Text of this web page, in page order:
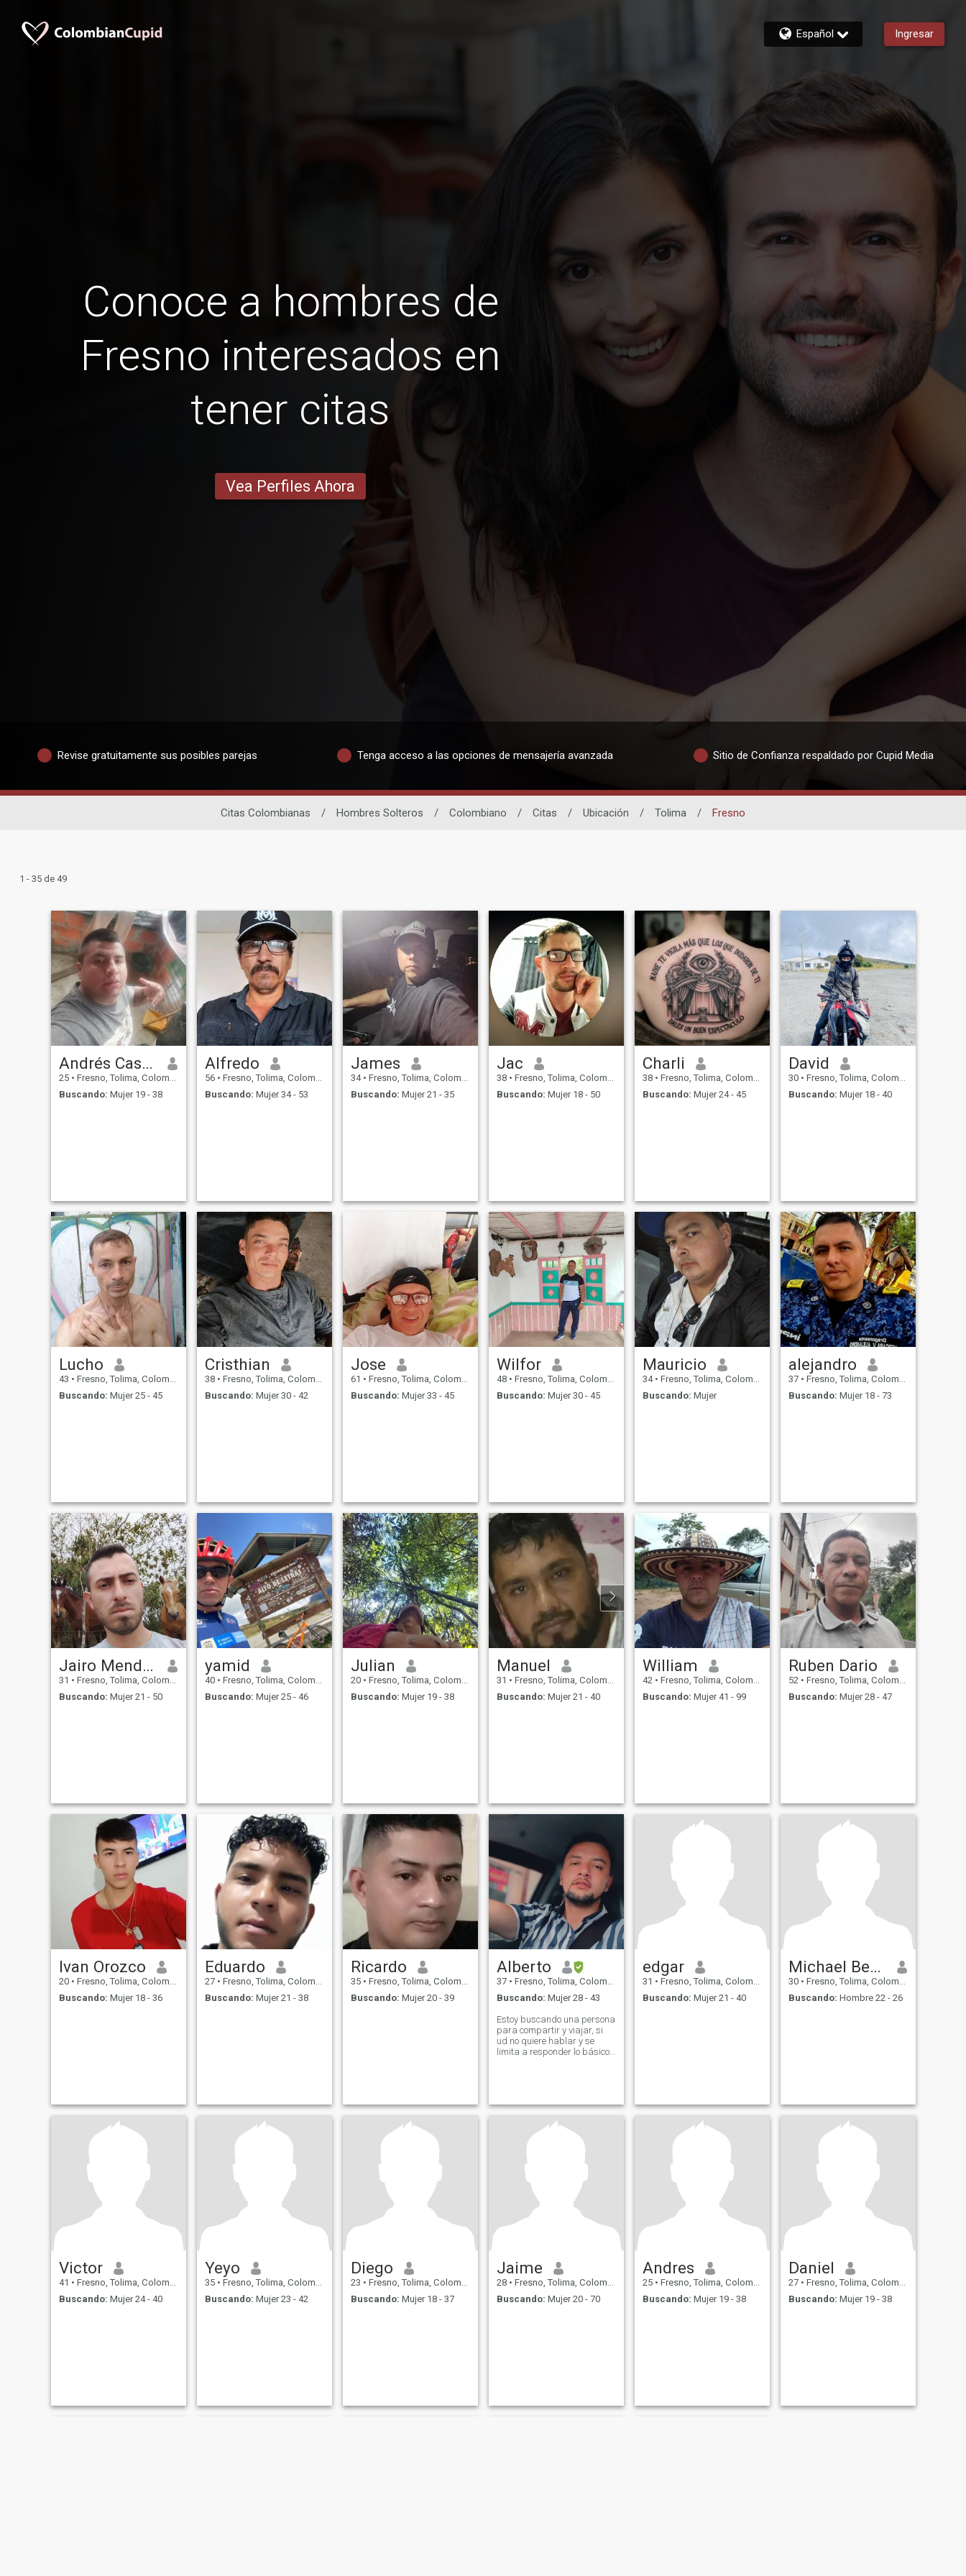
Español Ingresar
Conoce a hombres de
Fresno interesados ​​en
tener citas
Vea Perfiles Ahora
Revise gratuitamente sus posibles parejas Tenga acceso a las opciones de mensajería avanzada Sitio de Confianza respaldado por Cupid Media
Citas Colombianas / Hombres Solteros / Colombiano / Citas / Ubicación / Tolima / Fresno
1 - 35 de 49
Andrés Castro
25 • Fresno, Tolima, Colombia
Buscando: Mujer 19 - 38
Alfredo
56 • Fresno, Tolima, Colombia
Buscando: Mujer 34 - 53
James
34 • Fresno, Tolima, Colombia
Buscando: Mujer 21 - 35
Jac
38 • Fresno, Tolima, Colombia
Buscando: Mujer 18 - 50
Charli
38 • Fresno, Tolima, Colombia
Buscando: Mujer 24 - 45
David
30 • Fresno, Tolima, Colombia
Buscando: Mujer 18 - 40
Lucho
43 • Fresno, Tolima, Colombia
Buscando: Mujer 25 - 45
Cristhian
38 • Fresno, Tolima, Colombia
Buscando: Mujer 30 - 42
Jose
61 • Fresno, Tolima, Colombia
Buscando: Mujer 33 - 45
Wilfor
48 • Fresno, Tolima, Colombia
Buscando: Mujer 30 - 45
Mauricio
34 • Fresno, Tolima, Colombia
Buscando: Mujer
alejandro
37 • Fresno, Tolima, Colombia
Buscando: Mujer 18 - 73
Jairo Mendoza
31 • Fresno, Tolima, Colombia
Buscando: Mujer 21 - 50
yamid
40 • Fresno, Tolima, Colombia
Buscando: Mujer 25 - 46
Julian
20 • Fresno, Tolima, Colombia
Buscando: Mujer 19 - 38
Manuel
31 • Fresno, Tolima, Colombia
Buscando: Mujer 21 - 40
William
42 • Fresno, Tolima, Colombia
Buscando: Mujer 41 - 99
Ruben Dario
52 • Fresno, Tolima, Colombia
Buscando: Mujer 28 - 47
Ivan Orozco
20 • Fresno, Tolima, Colombia
Buscando: Mujer 18 - 36
Eduardo
27 • Fresno, Tolima, Colombia
Buscando: Mujer 21 - 38
Ricardo
35 • Fresno, Tolima, Colombia
Buscando: Mujer 20 - 39
Alberto
37 • Fresno, Tolima, Colombia
Buscando: Mujer 28 - 43
Estoy buscando una persona
para compartir y viajar, si
ud no quiere hablar y se
limita a responder lo básico
conversar y saber más
edgar
31 • Fresno, Tolima, Colombia
Buscando: Mujer 21 - 40
Michael Bennett
30 • Fresno, Tolima, Colombia
Buscando: Hombre 22 - 26
Victor
41 • Fresno, Tolima, Colombia
Buscando: Mujer 24 - 40
Yeyo
35 • Fresno, Tolima, Colombia
Buscando: Mujer 23 - 42
Diego
23 • Fresno, Tolima, Colombia
Buscando: Mujer 18 - 37
Jaime
28 • Fresno, Tolima, Colombia
Buscando: Mujer 20 - 70
Andres
25 • Fresno, Tolima, Colombia
Buscando: Mujer 19 - 38
Daniel
27 • Fresno, Tolima, Colombia
Buscando: Mujer 19 - 38